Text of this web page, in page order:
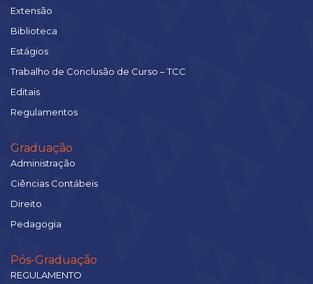
Extensão
Biblioteca
Estágios
Trabalho de Conclusão de Curso – TCC
Editais
Regulamentos
Graduação
Administração
Ciências Contábeis
Direito
Pedagogia
Pós-Graduação
REGULAMENTO